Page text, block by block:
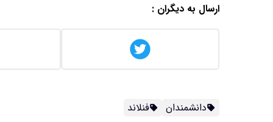
ارسال به دیگران :
دانشمندان فنلاند